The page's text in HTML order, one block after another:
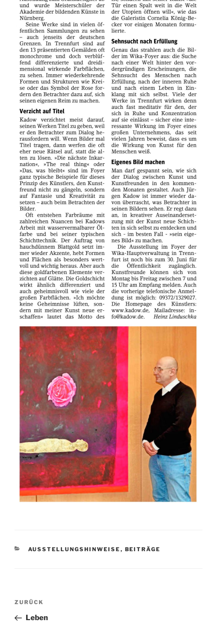
KATEGORIEN
AUSSTELLUNGSHINWEISE , BEITRÄGE
Beitragsnavigation
Vorheriger
Beitrag
ZURÜCK
Leben